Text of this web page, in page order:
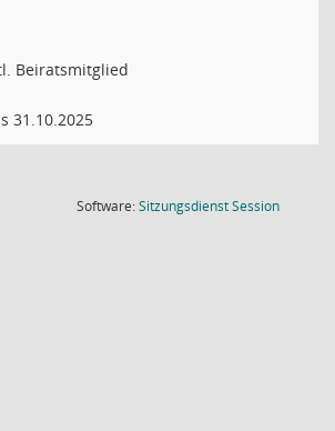
Beiratsmitglied
31.10.2025
Software:SitzungsdienstSession(Wird in